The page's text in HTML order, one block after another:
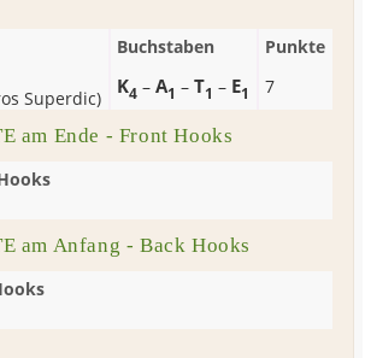
Buchstaben
Punkte
Superdic) K4 –A1 –T1 – E1 7
am Ende - Front Hooks
am Anfang - Back Hooks